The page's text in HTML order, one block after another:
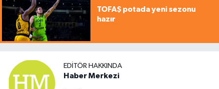
TOFAŞ potada yeni sezonu
hazır
EDITÖR HAKKINDA
Haber Merkezi